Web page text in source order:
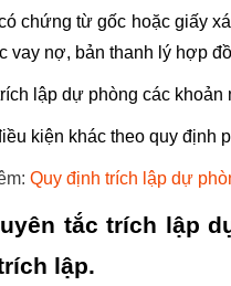
chứng từ gốc hoặc giấy
vay nợ, bản thanh lý hợp
lập dự phòng các
kiện khác theo quy định
Quy định trích lập dự
tắc trích lập
lập.